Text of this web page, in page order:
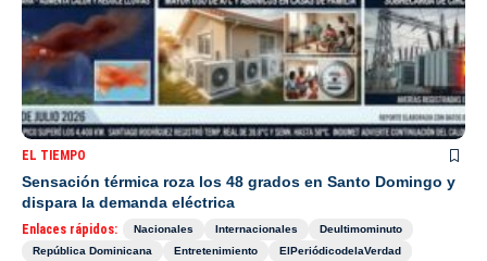
EL TIEMPO
Sensación térmica roza los 48 grados en Santo Domingo y
dispara la demanda eléctrica
Enlaces rápidos: Nacionales Internacionales
Deultimominuto
República Dominicana
Entretenimiento
ElPeriódicodelaVerdad